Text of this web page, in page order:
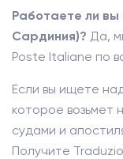
Работаете ли
Сардиния)? Да,
Poste Italiane по
Если вы ищете
которое возьмет
судами и
Получите